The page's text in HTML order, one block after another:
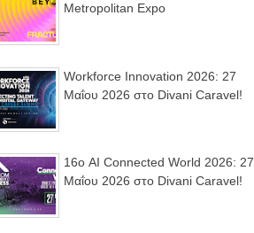
Metropolitan Expo
Workforce Innovation 2026: 27
Μαΐου 2026 στο Divani Caravel!
16ο AI Connected World 2026: 27
Μαΐου 2026 στο Divani Caravel!